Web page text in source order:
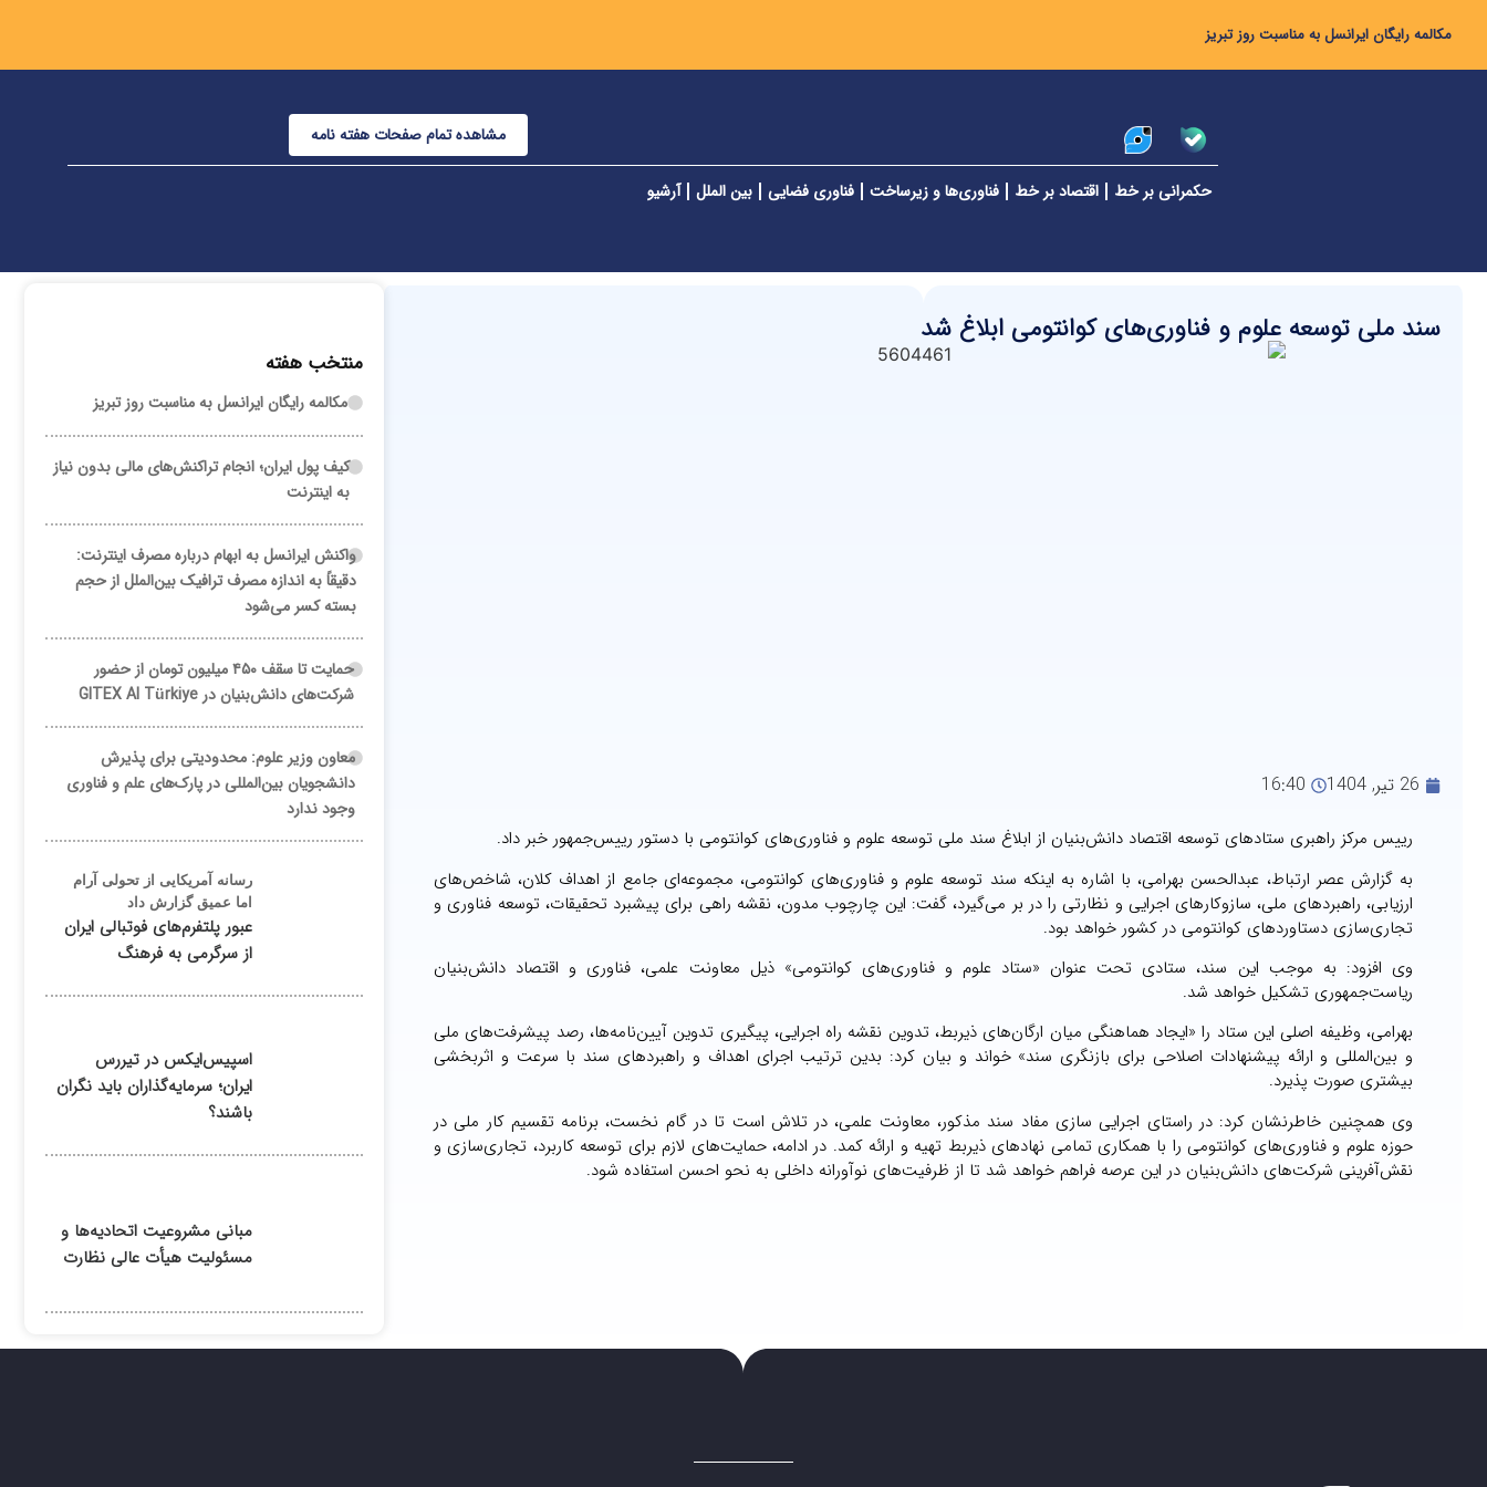
مکالمه رایگان ایرانسل به مناسبت روز تبریز
مشاهده تمام صفحات هفته نامه
حکمرانی بر خط اقتصاد بر خط فناوری‌ها و زیرساخت فناوری فضایی بین الملل آرشیو
سند ملی توسعه علوم و فناوری‌های کوانتومی ابلاغ شد
26 تیر, 1404 16:40
رییس مرکز راهبری ستادهای توسعه اقتصاد دانش‌بنیان از ابلاغ سند ملی توسعه علوم و فناوری‌های کوانتومی با دستور رییس‌جمهور خبر داد.
به گزارش عصر ارتباط، عبدالحسن بهرامی، با اشاره به اینکه سند توسعه علوم و فناوری‌های کوانتومی، مجموعه‌ای جامع از اهداف کلان، شاخص‌های
ارزیابی، راهبردهای ملی، سازوکارهای اجرایی و نظارتی را در بر می‌گیرد، گفت: این چارچوب مدون، نقشه راهی برای پیشبرد تحقیقات، توسعه فناوری و
تجاری‌سازی دستاوردهای کوانتومی در کشور خواهد بود.
وی افزود: به موجب این سند، ستادی تحت عنوان «ستاد علوم و فناوری‌های کوانتومی» ذیل معاونت علمی، فناوری و اقتصاد دانش‌بنیان
ریاست‌جمهوری تشکیل خواهد شد.
بهرامی، وظیفه اصلی این ستاد را «ایجاد هماهنگی میان ارگان‌های ذیربط، تدوین نقشه راه اجرایی، پیگیری تدوین آیین‌نامه‌ها، رصد پیشرفت‌های ملی
و بین‌المللی و ارائه پیشنهادات اصلاحی برای بازنگری سند» خواند و بیان کرد: بدین ترتیب اجرای اهداف و راهبردهای سند با سرعت و اثربخشی
بیشتری صورت پذیرد.
وی همچنین خاطرنشان کرد: در راستای اجرایی سازی مفاد سند مذکور، معاونت علمی، در تلاش است تا در گام نخست، برنامه تقسیم کار ملی در
حوزه علوم و فناوری‌های کوانتومی را با همکاری تمامی نهادهای ذیربط تهیه و ارائه کمد. در ادامه، حمایت‌های لازم برای توسعه کاربرد، تجاری‌سازی و
نقش‌آفرینی شرکت‌های دانش‌بنیان در این عرصه فراهم خواهد شد تا از ظرفیت‌های نوآورانه داخلی به نحو احسن استفاده شود.
منتخب هفته
مکالمه رایگان ایرانسل به مناسبت روز تبریز
کیف پول ایران؛ انجام تراکنش‌های مالی بدون نیاز
به اینترنت
واکنش ایرانسل به ابهام درباره مصرف اینترنت:
دقیقاً به اندازه مصرف ترافیک بین‌الملل از حجم
بسته کسر می‌شود
حمایت تا سقف ۴۵۰ میلیون تومان از حضور
شرکت‌های دانش‌بنیان در GITEX AI Türkiye
معاون وزیر علوم: محدودیتی برای پذیرش
دانشجویان بین‌المللی در پارک‌های علم و فناوری
وجود ندارد
رسانه آمریکایی از تحولی آرام
اما عمیق گزارش داد
عبور پلتفرم‌های فوتبالی ایران
از سرگرمی به فرهنگ
اسپیس‌ایکس در تیررس
ایران؛ سرمایه‌گذاران باید نگران
باشند؟
مبانی مشروعیت اتحادیه‌ها و
مسئولیت هیأت عالی نظارت